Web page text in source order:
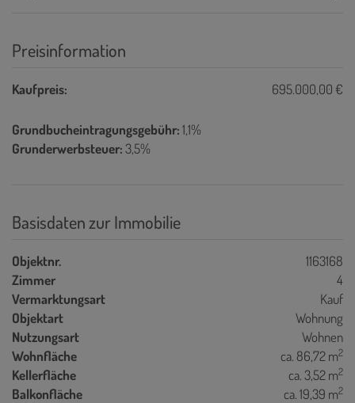
Preisinformation
Kaufpreis: 695.000,00 €
Grundbucheintragungsgebühr:1,1%
Grunderwerbsteuer:3,5%
Basisdaten zur Immobilie
Objektnr.
1163168
Zimmer
4
Vermarktungsart
Kauf
Objektart
Wohnung
Nutzungsart
Wohnen
Wohnfläche
ca. 86,72 m2
Kellerfläche ca. 3,52 m2
Balkonfläche ca. 19,39 m2